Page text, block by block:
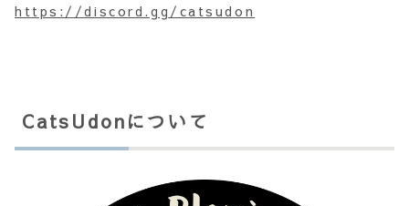
https://discord.gg/catsudon
CatsUdonについて